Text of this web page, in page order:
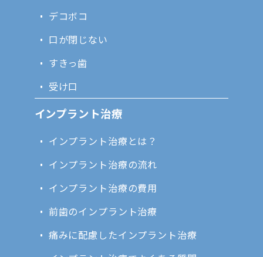
デコボコ
口が閉じない
すきっ歯
受け口
インプラント治療
インプラント治療とは？
インプラント治療の流れ
インプラント治療の費用
前歯のインプラント治療
痛みに配慮したインプラント治療